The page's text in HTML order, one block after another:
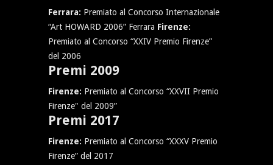
Ferrara: Premiato al Concorso Internazionale
“Art HOWARD 2006” Ferrara Firenze:
Premiato al Concorso “XXIV Premio Firenze”
del 2006
Premi 2009
Firenze: Premiato al Concorso “XXVII Premio
Firenze" del 2009”
Premi 2017
Firenze: Premiato al Concorso “XXXV Premio
Firenze” del 2017